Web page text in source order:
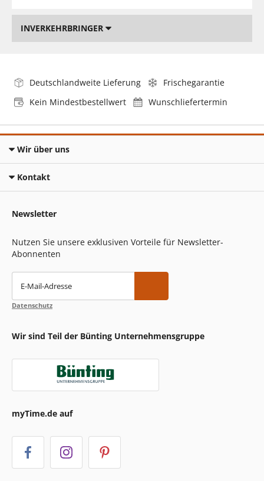
INVERKEHRBRINGER
Deutschlandweite Lieferung
Frischegarantie
Kein Mindestbestellwert
Wunschliefertermin
Wir über uns
Kontakt
Newsletter
Nutzen Sie unsere exklusiven Vorteile für Newsletter-
Abonnenten
E-Mail-Adresse
Datenschutz
Wir sind Teil der Bünting Unternehmensgruppe
myTime.de auf